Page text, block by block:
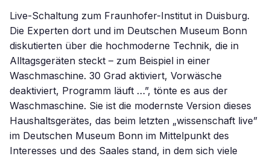
Live-Schaltung zum Fraunhofer-Institut in Duisburg.
Die Experten dort und im Deutschen Museum Bonn
diskutierten über die hochmoderne Technik, die in
Alltagsgeräten steckt – zum Beispiel in einer
Waschmaschine. 30 Grad aktiviert, Vorwäsche
deaktiviert, Programm läuft …”, tönte es aus der
Waschmaschine. Sie ist die modernste Version dieses
Haushaltsgerätes, das beim letzten „wissenschaft live”
im Deutschen Museum Bonn im Mittelpunkt des
Interesses und des Saales stand, in dem sich viele